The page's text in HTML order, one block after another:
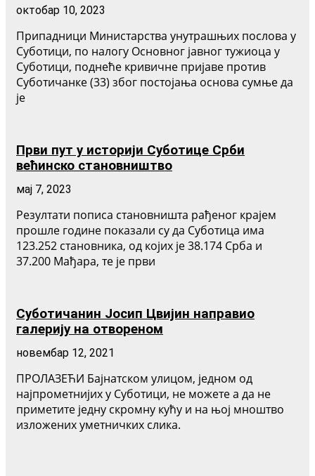
октобар 10, 2023
Припадници Министарства унутрашњих послова у
Суботици, по налогу Основног јавног тужиоца у
Суботици, поднеће кривичне пријаве против
Суботичанке (33) због постојања основа сумње да
је
Први пут у историји Суботице Срби
већинско становништво
мај 7, 2023
Резултати пописа становништа рађеног крајем
прошле године показали су да Суботица има
123.252 становника, од којих је 38.174 Срба и
37.200 Мађара, те је први
Суботичанин Јосип Цвијин направио
галерију на отвореном
новембар 12, 2021
ПРОЛАЗЕЋИ Бајнатском улицом, једном од
најпрометнијих у Суботици, не можете а да не
приметите једну скромну кућу и на њој мноштво
изложених уметничких слика.